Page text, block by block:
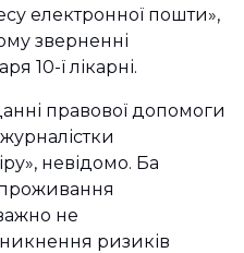
електронної пошти»,
зверненні
10-ї лікарні.
правової допомоги
невідомо. Ба
не
ризиків